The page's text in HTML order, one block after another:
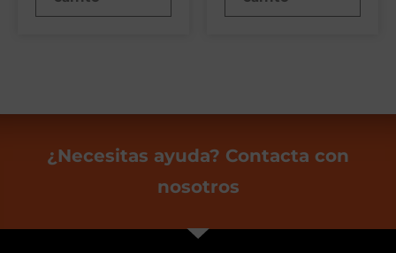
¿Necesitas ayuda? Contacta con
nosotros